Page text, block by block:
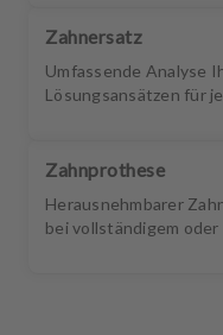
Zahnersatz
Umfassende Analyse
Lösungsansätzen für
Zahnprothese
Herausnehmbarer
bei vollständigem